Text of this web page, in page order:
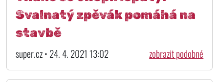
Svalnatý zpěvák pomáhá na
stavbě
super.cz • 24. 4. 2021 13:02 zobrazit podobné